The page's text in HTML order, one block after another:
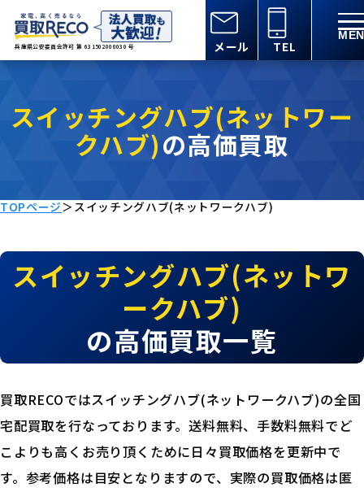
兵庫県公安委員会許可 第 631502000030 号 メール TEL
スイッチングハブ(ネットワー
クハブ)の高価買取
TOPページ＞ スイッチングハブ(ネットワークハブ)
スイッチングハブ(ネットワ
ークハブ)
の高価買取一覧
買取RECOではスイッチングハブ(ネットワークハブ)の全国
宅配買取を行なっております。送料無料、手数料無料でど
こよりも高くお売り頂くために日々買取価格を更新中で
す。参考価格は目安となりますので、実際の買取価格は匿